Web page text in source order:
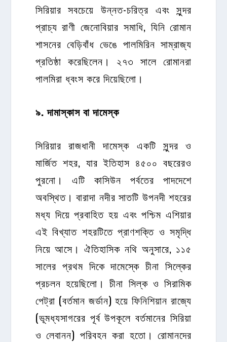
সিরিয়ার সবচেয়ে উন্নত-চরিত্র এবং সুন্দর
প্রাচ্য রাণী জেনোবিয়ার সমাধি, যিনি রোমান
শাসনের বেড়িবাঁধ ভেঙে পালমিরিন সাম্রাজ্য
প্রতিষ্ঠা করেছিলেন। ২৭৩ সালে রোমানরা
পালমিরা ধ্বংস করে দিয়েছিলো।
৯.দামাস্কাস বা দামেস্ক
সিরিয়ার রাজধানী দামেস্ক একটি সুন্দর ও
মার্জিত শহর, যার ইতিহাস ৪৫০০ বছরেরও
পুরনো। এটি কাসিউন পর্বতের পাদদেশে
অবস্থিত। বারাদা নদীর সাতটি উপনদী শহরের
মধ্য দিয়ে প্রবাহিত হয় এবং পশ্চিম এশিয়ার
এই বিখ্যাত শহরটিতে প্রাণশক্তি ও সমৃদ্ধি
নিয়ে আসে। ঐতিহাসিক নথি অনুসারে, ১১৫
সালের প্রথম দিকে দামেস্কে চীনা সিল্কের
প্রচলন হয়েছিলো। চীনা সিল্ক ও সিরামিক
পেট্রা (বর্তমান জর্ডান) হয়ে ফিনিশিয়ান রাজ্যে
(ভূমধ্যসাগরের পূর্ব উপকূলে বর্তমানের সিরিয়া
ও লেবানন) পরিবহন করা হতো। রোমানদের